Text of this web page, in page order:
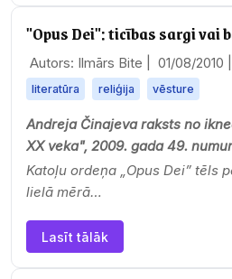
"Opus Dei": ticības sargi vai
Autors: Ilmārs Bite | 01/08/2010
literatūra reliģija vēsture
Andreja Činajeva raksts no
XX veka", 2009. gada 49.
Katoļu ordeņa „Opus Dei” tēls
lielā mērā…
Lasīt tālāk